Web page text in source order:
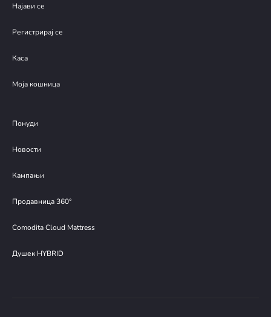
Најави се
Регистрирај се
Каса
Моја кошница
Понуди
Новости
Кампањи
Продавница 360°
Comodita Cloud Mattress
Душек HYBRID